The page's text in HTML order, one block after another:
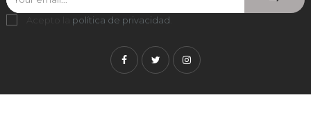
Acepto la política de privacidad
FacebookTwitterInstagram